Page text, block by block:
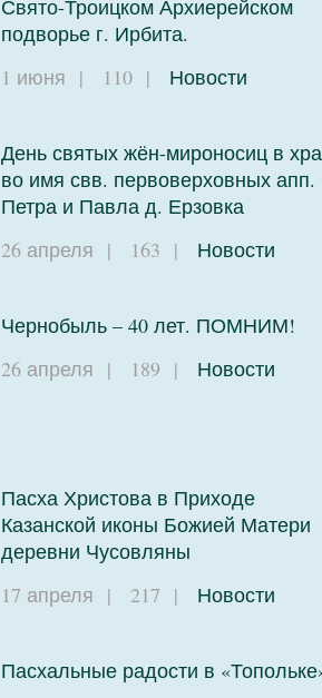
Свято-Троицком Архиерейском
подворье г. Ирбита.
1 июня | 110 | Новости
День святых жён-мироносиц в
во имя свв. первоверховных апп.
Петра и Павла д. Ерзовка
26 апреля | 163 | Новости
Чернобыль – 40 лет. ПОМНИМ!
26 апреля | 189 | Новости
Пасха Христова в Приходе
Казанской иконы Божией Матери
деревни Чусовляны
17 апреля | 217 | Новости
Пасхальные радости в